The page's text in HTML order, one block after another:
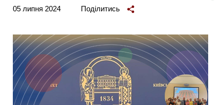
05 липня 2024 Поділитись